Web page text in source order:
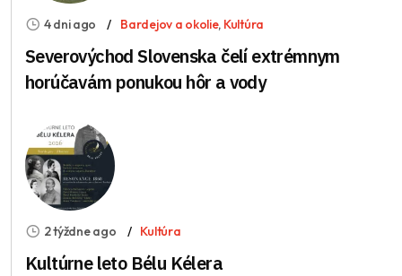
4 dni ago Bardejov a okolie, Kultúra
Severovýchod Slovenska čelí extrémnym
horúčavám ponukou hôr a vody
2 týždne ago Kultúra
Kultúrne leto Bélu Kélera